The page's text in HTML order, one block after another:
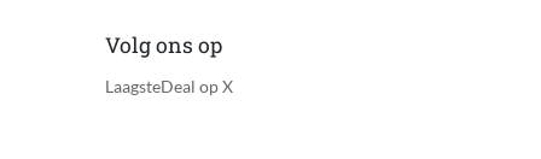
Volg ons op
LaagsteDeal op X